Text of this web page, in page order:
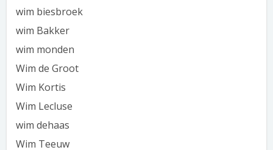
wim biesbroek
wim Bakker
wim monden
Wim de Groot
Wim Kortis
Wim Lecluse
wim dehaas
Wim Teeuw